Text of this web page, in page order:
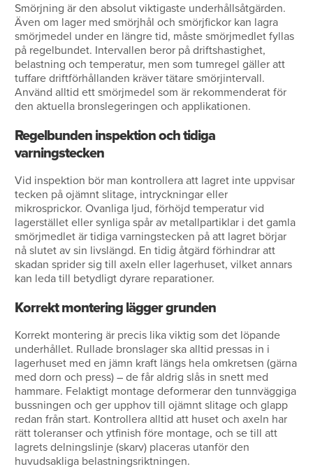
Smörjning är den absolut viktigaste underhållsåtgärden.
Även om lager med smörjhål och smörjfickor kan lagra
smörjmedel under en längre tid, måste smörjmedlet fyllas
på regelbundet. Intervallen beror på driftshastighet,
belastning och temperatur, men som tumregel gäller att
tuffare driftförhållanden kräver tätare smörjintervall.
Använd alltid ett smörjmedel som är rekommenderat för
den aktuella bronslegeringen och applikationen.
Regelbunden inspektion och tidiga
varningstecken
Vid inspektion bör man kontrollera att lagret inte uppvisar
tecken på ojämnt slitage, intryckningar eller
mikrosprickor. Ovanliga ljud, förhöjd temperatur vid
lagerstället eller synliga spår av metallpartiklar i det gamla
smörjmedlet är tidiga varningstecken på att lagret börjar
nå slutet av sin livslängd. En tidig åtgärd förhindrar att
skadan sprider sig till axeln eller lagerhuset, vilket annars
kan leda till betydligt dyrare reparationer.
Korrekt montering lägger grunden
Korrekt montering är precis lika viktig som det löpande
underhållet. Rullade bronslager ska alltid pressas in i
lagerhuset med en jämn kraft längs hela omkretsen (gärna
med dorn och press) – de får aldrig slås in snett med
hammare. Felaktigt montage deformerar den tunnväggiga
bussningen och ger upphov till ojämnt slitage och glapp
redan från start. Kontrollera alltid att huset och axeln har
rätt toleranser och ytfinish före montage, och se till att
lagrets delningslinje (skarv) placeras utanför den
huvudsakliga belastningsriktningen.